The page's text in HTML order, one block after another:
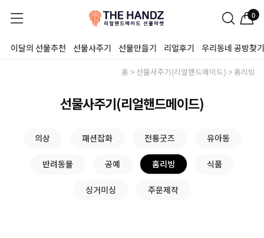
0
이달의 선물추천 선물사주기 선물만들기 리얼후기 우리동네 공방찾기
홈 선물사주기(리얼핸드메이드) 홈리빙
선물사주기(리얼핸드메이드)
의상 패션잡화 전통굿즈 유아동
반려동물 공예 홈리빙 식품
싱거미싱 주문제작